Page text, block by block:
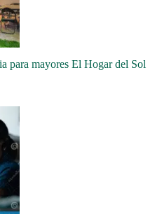
para mayores El Hogar del Sol